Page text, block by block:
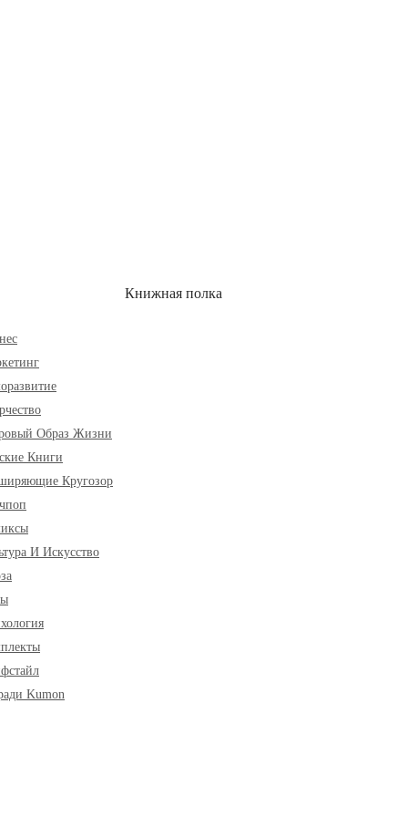
Книжная полка
Образ Жизни
Книги
Кругозор
И Искусство
Kumon